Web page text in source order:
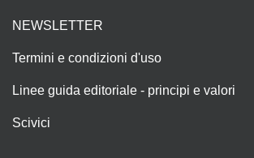
NEWSLETTER
Termini e condizioni d'uso
Linee guida editoriale - principi e valori
Scivici